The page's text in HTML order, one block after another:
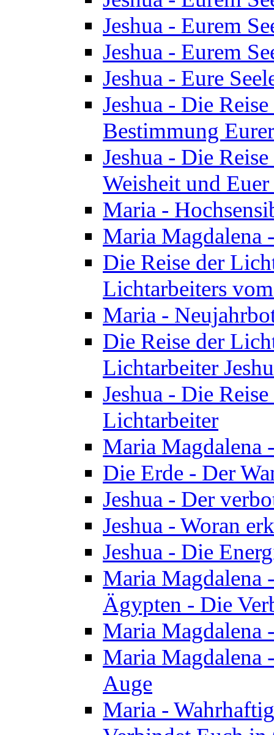
Jeshua - Eurem
Jeshua - Eurem
Jeshua - Eure
Jeshua - Die
Bestimmung
Jeshua - Die
Weisheit und
Maria -
Maria Magdalena
Die Reise der
Lichtarbeiters
Maria -
Die Reise der
Lichtarbeiter
Jeshua - Die
Lichtarbeiter
Maria Magdalena
Die Erde - Der
Jeshua - Der
Jeshua - Woran
Jeshua - Die
Maria Magdalena
Ägypten - Die
Maria Magdalena
Maria Magdalena
Auge
Maria -